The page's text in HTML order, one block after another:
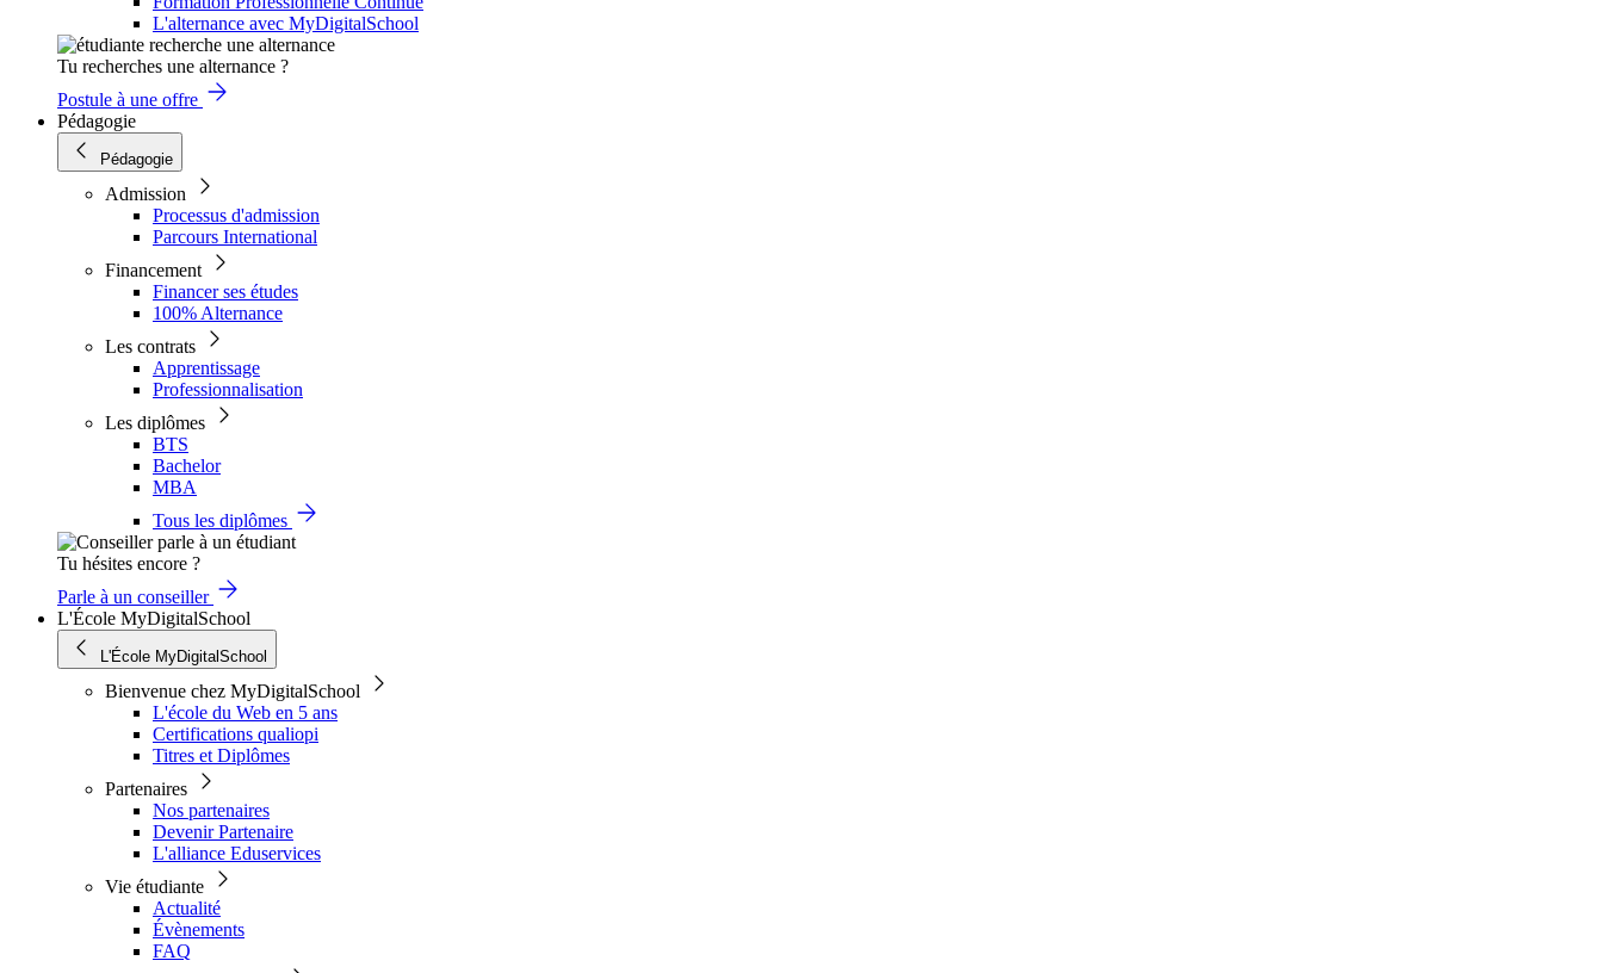
L'alternance avec MyDigitalSchool
Tu recherches une alternance ?
Postule à une offre
Pédagogie
Pédagogie
Admission
Processus d'admission
Parcours International
Financement
Financer ses études
100% Alternance
Les contrats
Apprentissage
Professionnalisation
Les diplômes
BTS
Bachelor
MBA
Tous les diplômes
Tu hésites encore ?
Parle à un conseiller
L'École MyDigitalSchool
L'École MyDigitalSchool
Bienvenue chez MyDigitalSchool
L'école du Web en 5 ans
Certifications qualiopi
Titres et Diplômes
Partenaires
Nos partenaires
Devenir Partenaire
L'alliance Eduservices
Vie étudiante
Actualité
Évènements
FAQ